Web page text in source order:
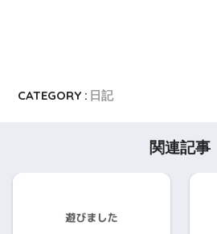
CATEGORY : 日記
関連記事